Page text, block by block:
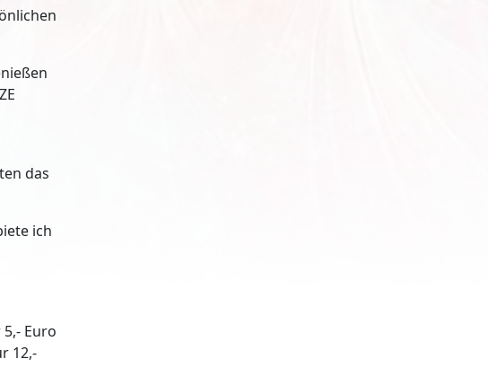
das
ich
Euro
12,-